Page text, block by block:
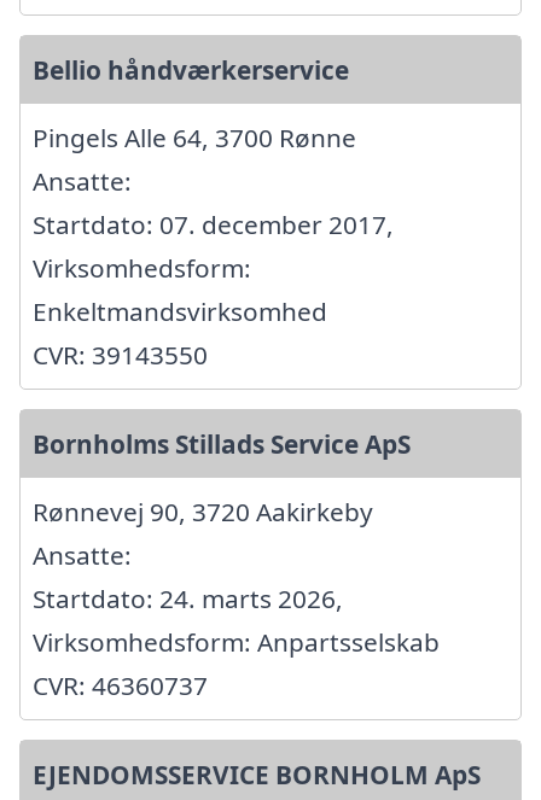
Bellio håndværkerservice
Pingels Alle 64, 3700 Rønne
Ansatte:
Startdato: 07. december 2017,
Virksomhedsform:
Enkeltmandsvirksomhed
CVR: 39143550
Bornholms Stillads Service ApS
Rønnevej 90, 3720 Aakirkeby
Ansatte:
Startdato: 24. marts 2026,
Virksomhedsform: Anpartsselskab
CVR: 46360737
EJENDOMSSERVICE BORNHOLM ApS